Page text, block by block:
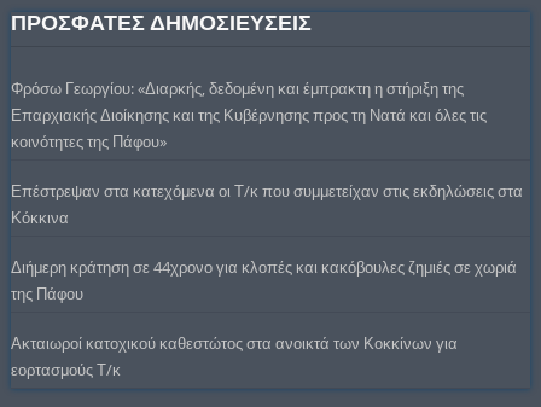
ΠΡΟΣΦΑΤΕΣ ΔΗΜΟΣΙΕΥΣΕΙΣ
Φρόσω Γεωργίου: «Διαρκής, δεδομένη και έμπρακτη η στήριξη της
Επαρχιακής Διοίκησης και της Κυβέρνησης προς τη Νατά και όλες τις
κοινότητες της Πάφου»
Επέστρεψαν στα κατεχόμενα οι Τ/κ που συμμετείχαν στις εκδηλώσεις στα
Κόκκινα
Διήμερη κράτηση σε 44χρονο για κλοπές και κακόβουλες ζημιές σε χωριά
της Πάφου
Ακταιωροί κατοχικού καθεστώτος στα ανοικτά των Κοκκίνων για
εορτασμούς Τ/κ